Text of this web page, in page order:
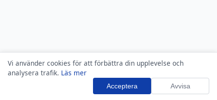
Vi använder cookies för att förbättra din upplevelse och
analysera trafik. Läs mer
Acceptera Avvisa